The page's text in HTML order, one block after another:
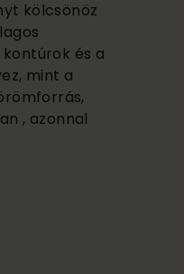
kölcsönöz
és a
mint a
, azonnal